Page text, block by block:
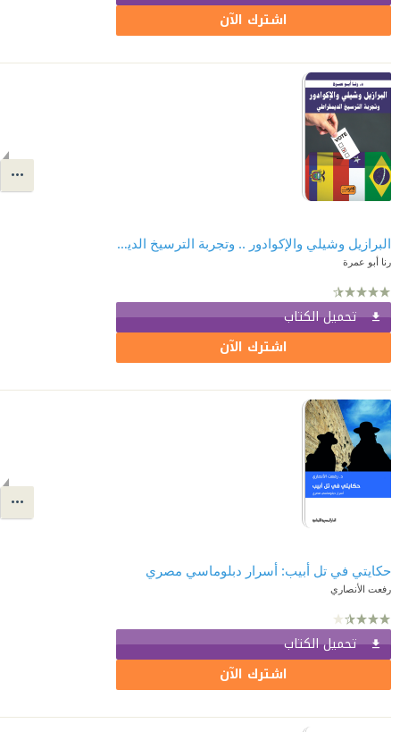
اشترك الآن
البرازيل وشيلي والإكوادور .. وتجربة الترسيخ الديمقراطي
رنا أبو عمرة
تحميل الكتاب
اشترك الآن
حكايتي في تل أبيب: أسرار دبلوماسي مصري
رفعت الأنصاري
تحميل الكتاب
اشترك الآن